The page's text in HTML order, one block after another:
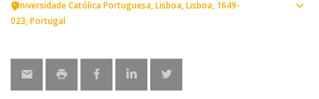
Universidade Católica Portuguesa Lisboa Lisboa 1649-
023 Portugal